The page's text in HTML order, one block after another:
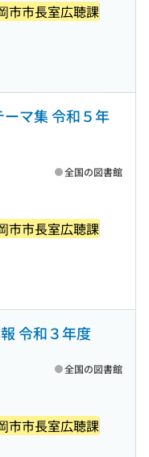
市市長室広聴課
マ集 令和５年
市市長室広聴課
全国の図書館
令和３年度
市市長室広聴課
全国の図書館